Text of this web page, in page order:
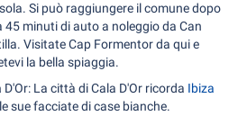
Si può raggiungere il comune dopo
45 minuti di auto a noleggio da Can
Visitate Cap Formentor da qui e
la bella spiaggia.
D'Or: La città di Cala D'Or ricorda Ibiza
sue facciate di case bianche.